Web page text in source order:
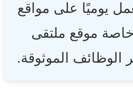
يوميًا على مواقع
موقع ملتقى
الموثوقة.